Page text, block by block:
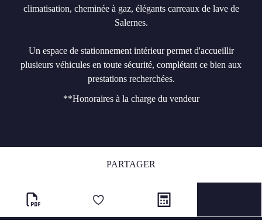
climatisation, cheminée à gaz, élégants carreaux de lave de
Salernes.
Un espace de stationnement intérieur permet d'accueillir
plusieurs véhicules en toute sécurité, complétant ce bien aux
prestations recherchées.
**Honoraires à la charge du vendeur
PARTAGER